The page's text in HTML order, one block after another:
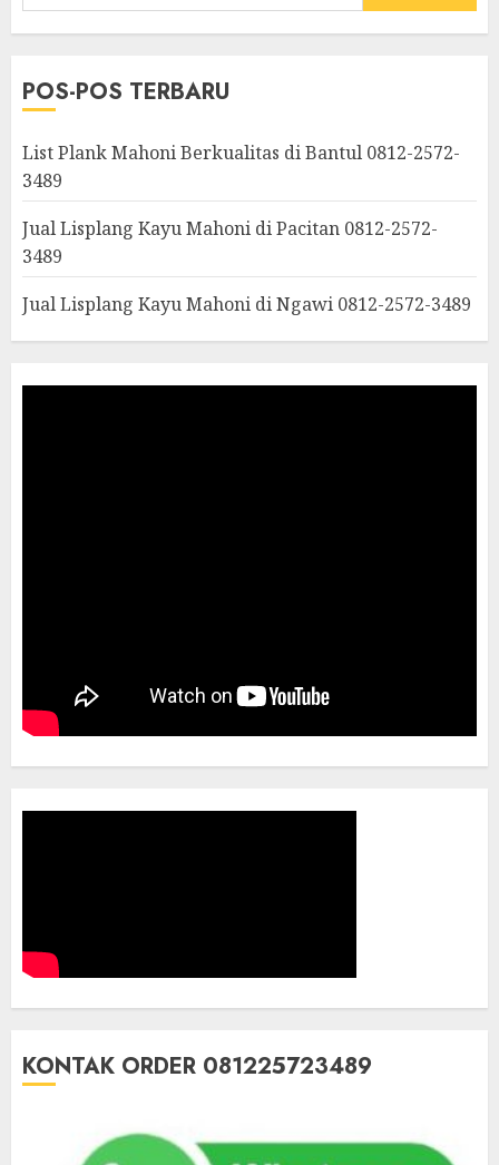
POS-POS TERBARU
List Plank Mahoni Berkualitas di Bantul 0812-2572-
3489
Jual Lisplang Kayu Mahoni di Pacitan 0812-2572-
3489
Jual Lisplang Kayu Mahoni di Ngawi 0812-2572-3489
KONTAK ORDER 081225723489